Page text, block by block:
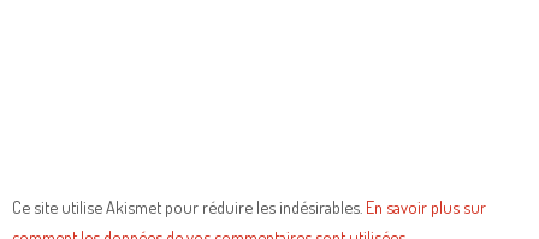
Ce site utilise Akismet pour réduire les indésirables. En savoir plus sur